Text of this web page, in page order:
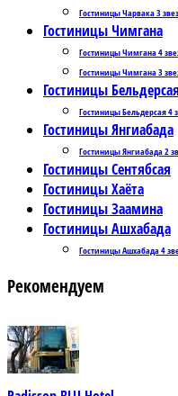
Гостиницы Чарвака 3
Гостиницы Чимгана
Гостиницы Чимгана 4
Гостиницы Чимгана 3
Гостиницы Бельдерсая
Гостиницы Бельдерсая 4
Гостиницы Янгиабада
Гостиницы Янгиабада 2
Гостиницы Сентябсая
Гостиницы Хаёта
Гостиницы Заамина
Гостиницы Ашхабада
Гостиницы Ашхабада 4
Рекомендуем